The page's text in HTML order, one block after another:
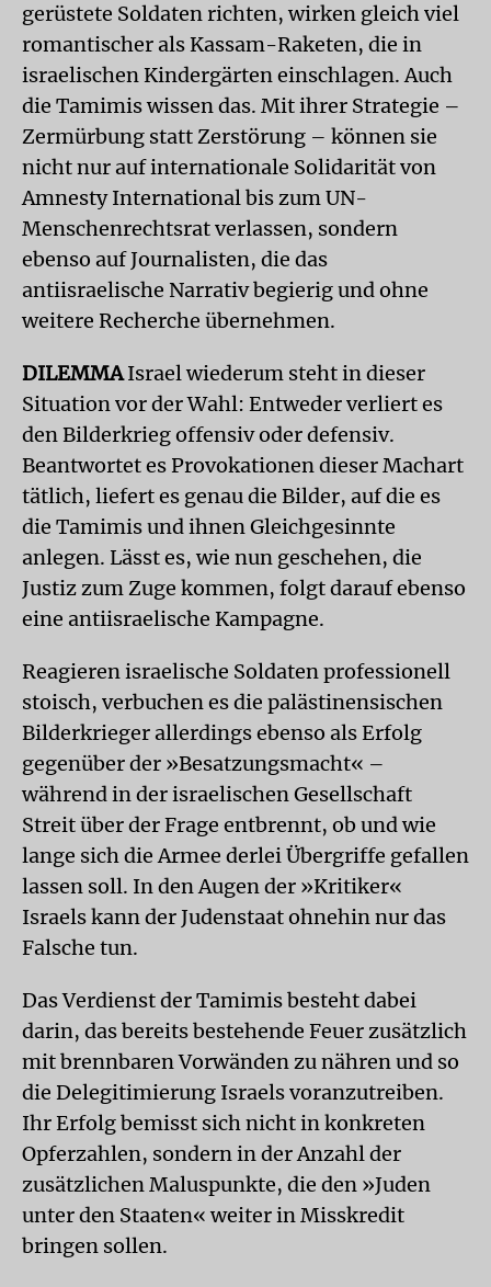
gerüstete Soldaten richten, wirken gleich viel
romantischer als Kassam-Raketen, die in
israelischen Kindergärten einschlagen. Auch
die Tamimis wissen das. Mit ihrer Strategie –
Zermürbung statt Zerstörung – können sie
nicht nur auf internationale Solidarität von
Amnesty International bis zum UN-
Menschenrechtsrat verlassen, sondern
ebenso auf Journalisten, die das
antiisraelische Narrativ begierig und ohne
weitere Recherche übernehmen.
DILEMMAIsrael wiederum steht in dieser
Situation vor der Wahl: Entweder verliert es
den Bilderkrieg offensiv oder defensiv.
Beantwortet es Provokationen dieser Machart
tätlich, liefert es genau die Bilder, auf die es
die Tamimis und ihnen Gleichgesinnte
anlegen. Lässt es, wie nun geschehen, die
Justiz zum Zuge kommen, folgt darauf ebenso
eine antiisraelische Kampagne.
Reagieren israelische Soldaten professionell
stoisch, verbuchen es die palästinensischen
Bilderkrieger allerdings ebenso als Erfolg
gegenüber der »Besatzungsmacht« –
während in der israelischen Gesellschaft
Streit über der Frage entbrennt, ob und wie
lange sich die Armee derlei Übergriffe gefallen
lassen soll. In den Augen der »Kritiker«
Israels kann der Judenstaat ohnehin nur das
Falsche tun.
Das Verdienst der Tamimis besteht dabei
darin, das bereits bestehende Feuer zusätzlich
mit brennbaren Vorwänden zu nähren und so
die Delegitimierung Israels voranzutreiben.
Ihr Erfolg bemisst sich nicht in konkreten
Opferzahlen, sondern in der Anzahl der
zusätzlichen Maluspunkte, die den »Juden
unter den Staaten« weiter in Misskredit
bringen sollen.